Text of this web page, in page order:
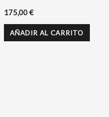
175,00€
AÑADIR AL CARRITO